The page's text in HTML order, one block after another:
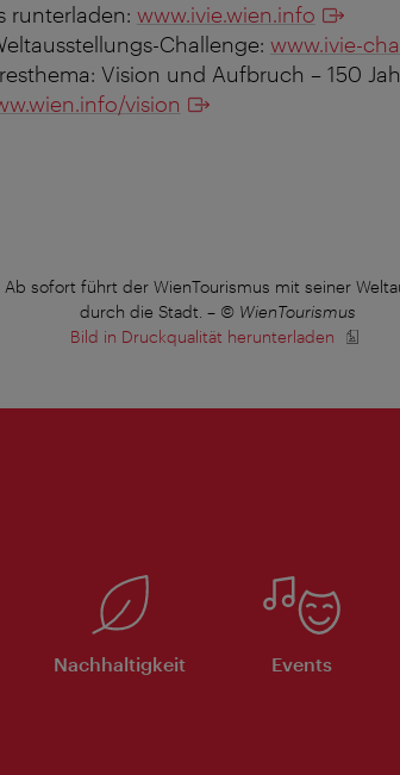
runterladen: www.ivie.wien.info
Challenge: www.ivie-
Vision und Aufbruch – 150
vision
Ab sofort führt der WienTourismus mit seiner
durch die Stadt. – © WienTourismus
Bild in Druckqualität herunterladen
Nachhaltigkeit Events